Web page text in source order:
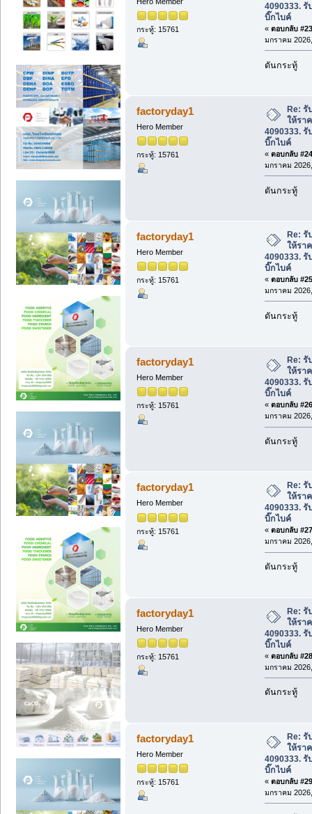
กระทู้: 15761
4090333.
บิ๊กไบค์
« ตอบกลับ
มกราคม
ดันกระทู้
factoryday1
Hero Member
กระทู้: 15761
Re: รั
ให้รา
4090333.
บิ๊กไบค์
« ตอบกลับ
มกราคม
ดันกระทู้
factoryday1
Hero Member
กระทู้: 15761
Re: รั
ให้รา
4090333.
บิ๊กไบค์
« ตอบกลับ
มกราคม
ดันกระทู้
factoryday1
Hero Member
กระทู้: 15761
Re: รั
ให้รา
4090333.
บิ๊กไบค์
« ตอบกลับ
มกราคม
ดันกระทู้
factoryday1
Hero Member
กระทู้: 15761
Re: รั
ให้รา
4090333.
บิ๊กไบค์
« ตอบกลับ
มกราคม
ดันกระทู้
factoryday1
Hero Member
กระทู้: 15761
Re: รั
ให้รา
4090333.
บิ๊กไบค์
« ตอบกลับ
มกราคม
ดันกระทู้
factoryday1
Hero Member
กระทู้: 15761
Re: รั
ให้รา
4090333.
บิ๊กไบค์
« ตอบกลับ
มกราคม